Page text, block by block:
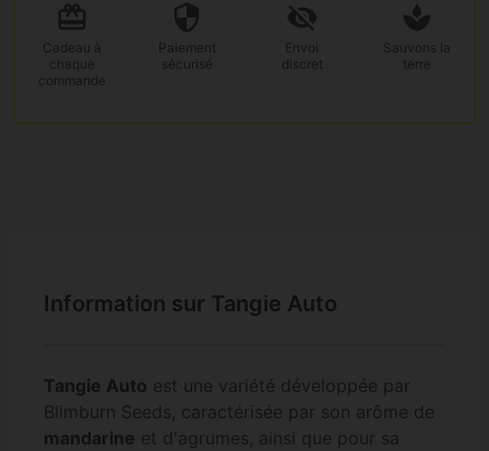
Cadeau à
chaque
commande
Paiement
sécurisé
Envoi
discret
Sauvons la
terre
Information sur Tangie Auto
Tangie Auto est une variété développée par
Blimburn Seeds, caractérisée par son arôme de
mandarine et d'agrumes, ainsi que pour sa